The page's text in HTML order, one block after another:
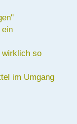
ein
wirklich so
im Umgang